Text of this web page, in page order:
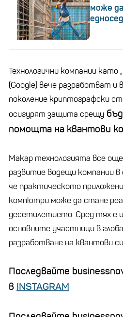
може
Технологични компании като
(Google) вече разработват и
поколение криптографски
осигурят защита срещу
помощта на квантови
Макар технологията все
развитие водещи компании
че практическото
компютри може да стане
десетилетието. Сред тях е и
основните участници в
разработване на квантови
Последвайте
в INSTAGRAM